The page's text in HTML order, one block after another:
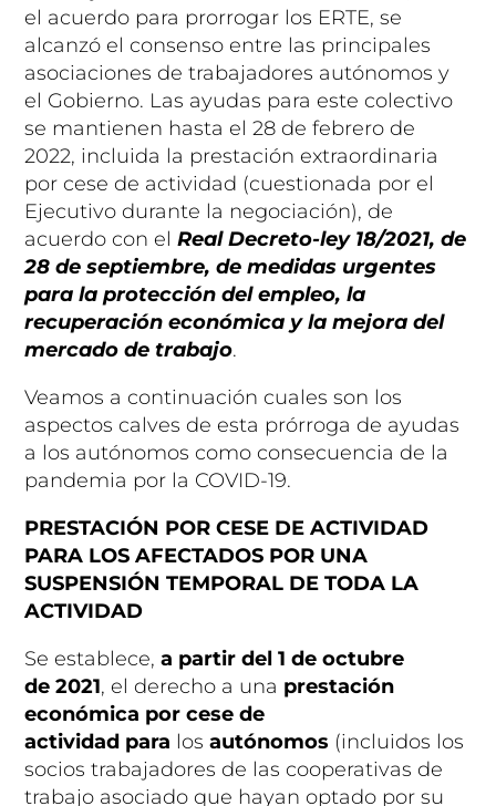
el acuerdo para prorrogar los ERTE, se
alcanzó el consenso entre las principales
asociaciones de trabajadores autónomos y
el Gobierno. Las ayudas para este colectivo
se mantienen hasta el 28 de febrero de
2022, incluida la prestación extraordinaria
por cese de actividad (cuestionada por el
Ejecutivo durante la negociación), de
acuerdo con elReal Decreto-ley 18/2021, de
28 de septiembre, de medidas urgentes
para la protección del empleo, la
recuperación económica y la mejora del
mercado de trabajo.
Veamos a continuación cuales son los
aspectos calves de esta prórroga de ayudas
a los autónomos como consecuencia de la
pandemia por la COVID-19.
PRESTACIÓN POR CESE DE ACTIVIDAD
PARA LOS AFECTADOS POR UNA
SUSPENSIÓN TEMPORAL DE TODA LA
ACTIVIDAD
Se establece,a partir del 1 de octubre
de 2021, el derecho a una prestación
económica por cese de
actividad para losautónomos (incluidos los
socios trabajadores de las cooperativas de
trabajo asociado que hayan optado por su